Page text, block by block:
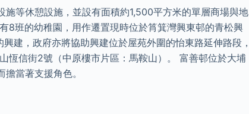
等休憩設施，並設有面積約1,500平方米的單層商場與地
8班的幼稚園，用作遷置現時位於筲箕灣興東邨的青松興
建，政府亦將協助興建位於屋苑外圍的怡東路延伸路段，
恆信街2號（中原樓市片區：馬鞍山）。 富善邨位於大埔
當著支援角色。